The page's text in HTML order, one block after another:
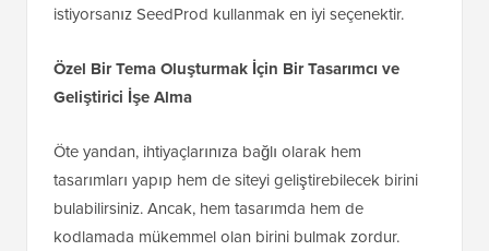
istiyorsanız SeedProd kullanmak en iyi seçenektir.
Özel Bir Tema Oluşturmak İçin Bir Tasarımcı ve
Geliştirici İşe Alma
Öte yandan, ihtiyaçlarınıza bağlı olarak hem
tasarımları yapıp hem de siteyi geliştirebilecek birini
bulabilirsiniz. Ancak, hem tasarımda hem de
kodlamada mükemmel olan birini bulmak zordur.